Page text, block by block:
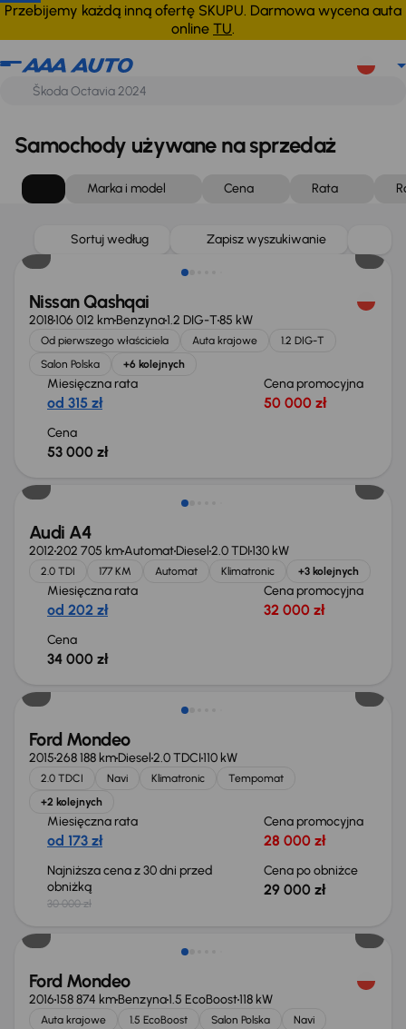
Przebijemy każdą inną ofertę SKUPU. Darmowa wycena auta
online TU.
Samochody używane na sprzedaż
Marka i model Cena Rata
Sortuj według Zapisz wyszukiwanie
Nissan Qashqai
2018106 012 kmBenzyna1.2 DIG-T85 kW
Od pierwszego właściciela Auta krajowe
1.2 DIG-T
Salon Polska
+6 kolejnych
Miesięczna rata
od 315 zł
Cena promocyjna
50 000 zł
Cena
53 000 zł
Audi A4
2012202 705 kmAutomatDiesel2.0 TDI130 kW
2.0 TDI 177 KM Automat Klimatronic +3 kolejnych
Miesięczna rata
od 202 zł
Cena promocyjna
32 000 zł
Cena
34 000 zł
Ford Mondeo
2015268 188 kmDiesel2.0 TDCI110 kW
2.0 TDCI Navi Klimatronic
Tempomat
+2 kolejnych
Miesięczna rata
od 173 zł
Cena promocyjna
28 000 zł
Najniższa cena z 30 dni przed
obniżką
30 000 zł
Cena po obniżce
29 000 zł
Ford Mondeo
2016158 874 kmBenzyna1.5 EcoBoost118 kW
Auta krajowe 1.5 EcoBoost Salon Polska
Navi